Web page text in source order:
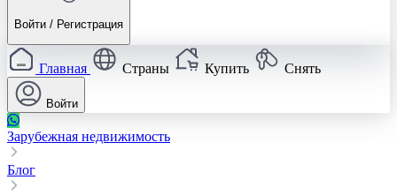
Войти / Регистрация
Главная Страны Купить Снять
Войти
Зарубежная недвижимость
Блог